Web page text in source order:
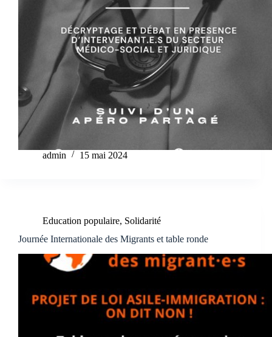
admin 15 mai 2024
Education populaire, Solidarité
Journée Internationale des Migrants et table ronde